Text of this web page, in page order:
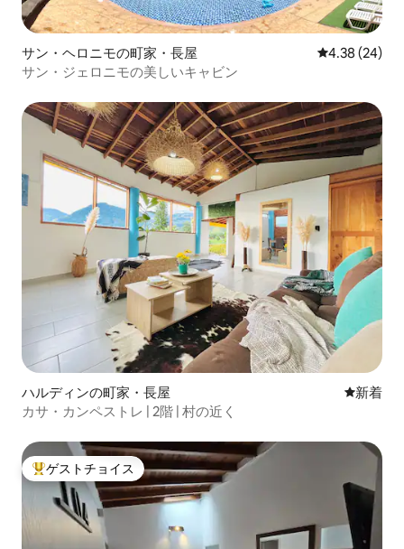
サン・ヘロニモの町家・長屋 レビュー24
4.38 (24)
サン・ジェロニモの美しいキャビン
ハルディンの町家・長屋 新しい宿
新着
カサ・カンペストレ | 2階 | 村の近く
大好評のゲストチョイスです。
ゲストチョイス